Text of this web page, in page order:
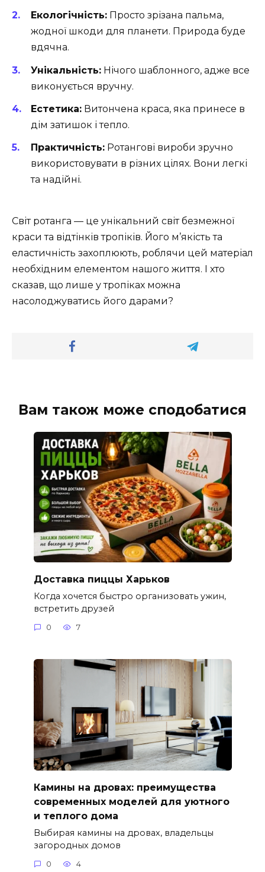
Екологічність: Просто зрізана пальма,
жодної шкоди для планети. Природа буде
вдячна.
Унікальність: Нічого шаблонного, адже все
виконується вручну.
Естетика: Витончена краса, яка принесе в
дім затишок і тепло.
Практичність: Ротангові вироби зручно
використовувати в різних цілях. Вони легкі
та надійні.
Світ ротанга — це унікальний світ безмежної
краси та відтінків тропіків. Його м’якість та
еластичність захоплюють, роблячи цей матеріал
необхідним елементом нашого життя. І хто
сказав, що лише у тропіках можна
насолоджуватись його дарами?
Вам також може сподобатися
Доставка пиццы Харьков
Когда хочется быстро организовать ужин,
встретить друзей
0 7
Камины на дровах: преимущества
современных моделей для уютного
и теплого дома
Выбирая камины на дровах, владельцы
загородных домов
0 4